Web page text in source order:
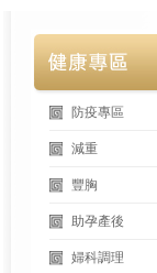
防疫專區
減重
豐胸
助孕產後
婦科調理